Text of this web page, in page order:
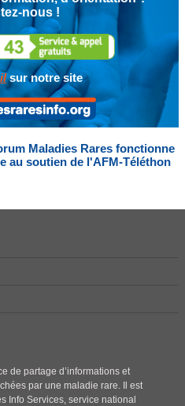
nous !
sur notre site
Maladies Rares fonctionne
au soutien de l'AFM-Téléthon
de partage d’informations et
par une maladie rare. Il est
Info Services, service national